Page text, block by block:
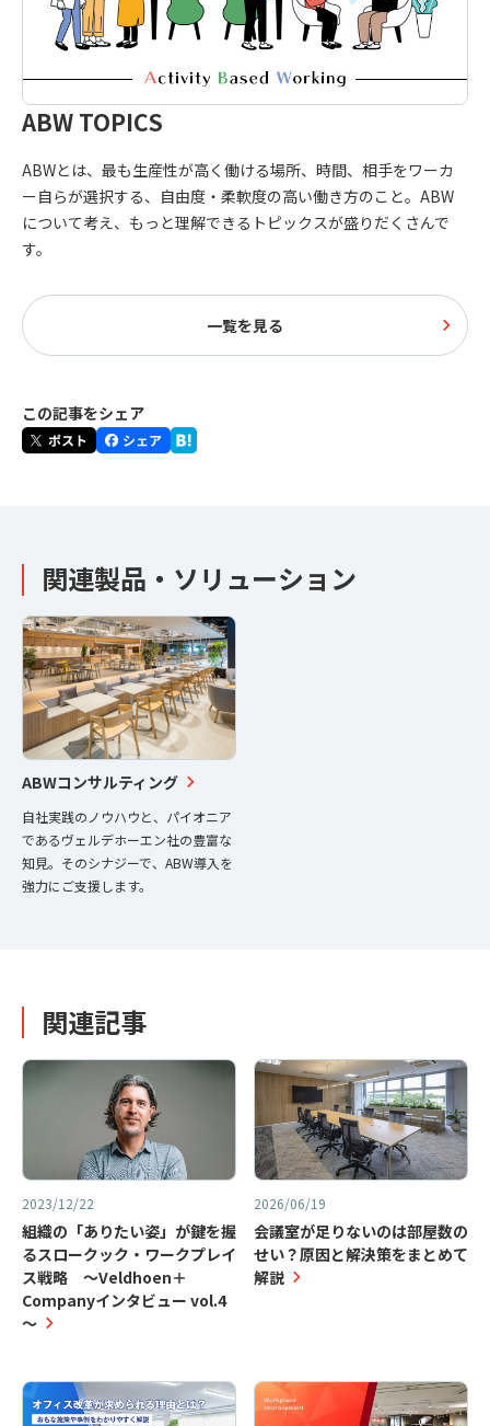
ABW TOPICS
ABWとは、最も生産性が高く働ける場所、時間、相手をワーカ
ー自らが選択する、自由度・柔軟度の高い働き方のこと。ABW
について考え、もっと理解できるトピックスが盛りだくさんで
す。
一覧を見る
この記事をシェア
関連製品・ソリューション
ABWコンサルティング
自社実践のノウハウと、パイオニア
であるヴェルデホーエン社の豊富な
知見。そのシナジーで、ABW導入を
強力にご支援します。
関連記事
2023/12/22
組織の「ありたい姿」が鍵を握
るスロークック・ワークプレイ
ス戦略 ～Veldhoen＋
Companyインタビュー vol.4
～
2026/06/19
会議室が足りないのは部屋数の
せい？原因と解決策をまとめて
解説